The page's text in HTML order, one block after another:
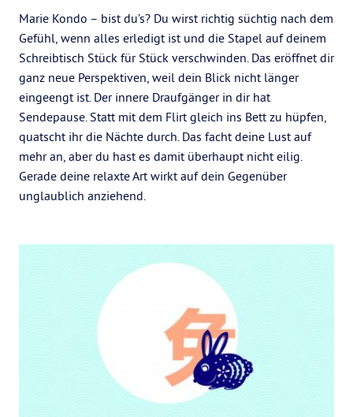
Marie Kondo – bist du’s? Du wirst richtig süchtig nach dem
Gefühl, wenn alles erledigt ist und die Stapel auf deinem
Schreibtisch Stück für Stück verschwinden. Das eröffnet dir
ganz neue Perspektiven, weil dein Blick nicht länger
eingeengt ist. Der innere Draufgänger in dir hat
Sendepause. Statt mit dem Flirt gleich ins Bett zu hüpfen,
quatscht ihr die Nächte durch. Das facht deine Lust auf
mehr an, aber du hast es damit überhaupt nicht eilig.
Gerade deine relaxte Art wirkt auf dein Gegenüber
unglaublich anziehend.